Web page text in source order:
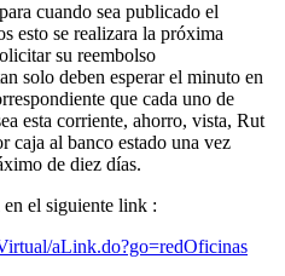
cuando sea publicado el
esto se realizara la próxima
su reembolso
solo deben esperar el minuto en
que cada uno de
esta corriente, ahorro, vista, Rut
caja al banco estado una vez
de diez días.
el siguiente link :
aLink.do?go=redOficinas